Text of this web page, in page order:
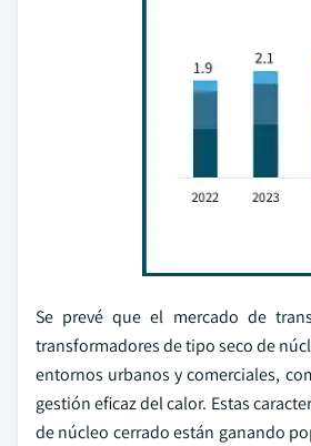
Se prevé que el mercado de
transformadores de tipo seco de
entornos urbanos y comerciales,
gestión eficaz del calor. Estas
de núcleo cerrado están ganando